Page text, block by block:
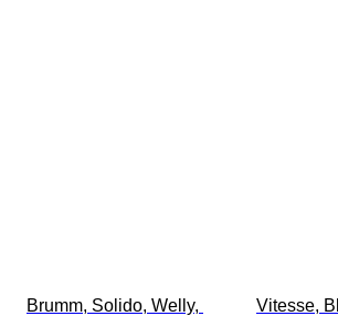
Brumm, Solido, Welly,
Vitesse,